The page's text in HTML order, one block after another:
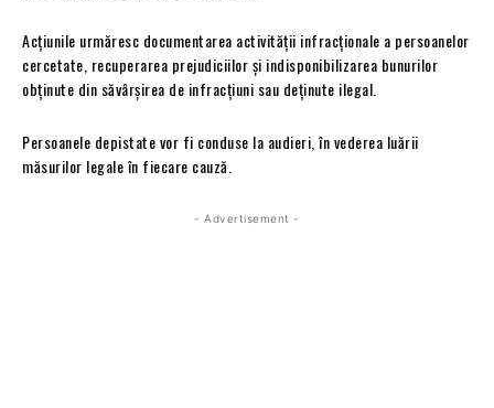
Acțiunile urmăresc documentarea activității infracționale a persoanelor
cercetate, recuperarea prejudiciilor și indisponibilizarea bunurilor
obținute din săvârșirea de infracțiuni sau deținute ilegal.
Persoanele depistate vor fi conduse la audieri, în vederea luării
măsurilor legale în fiecare cauză.
- Advertisement -